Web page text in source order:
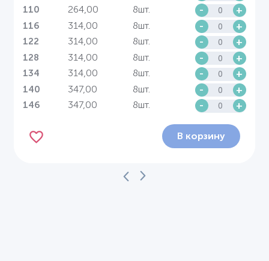
110 264,00 8шт. - +
116 314,00 8шт. - +
122 314,00 8шт. - +
128 314,00 8шт. - +
134 314,00 8шт. - +
140 347,00 8шт. - +
146 347,00 8шт. - +
В корзину